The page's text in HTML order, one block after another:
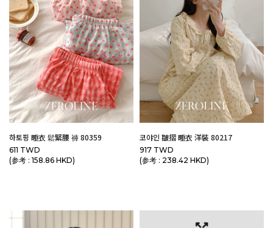
하토핑 睡衣 鬆緊腰 褲 80359
611 TWD
(参考 : 158.86 HKD)
코야인 皺摺 睡衣 洋裝 80217
917 TWD
(参考 : 238.42 HKD)